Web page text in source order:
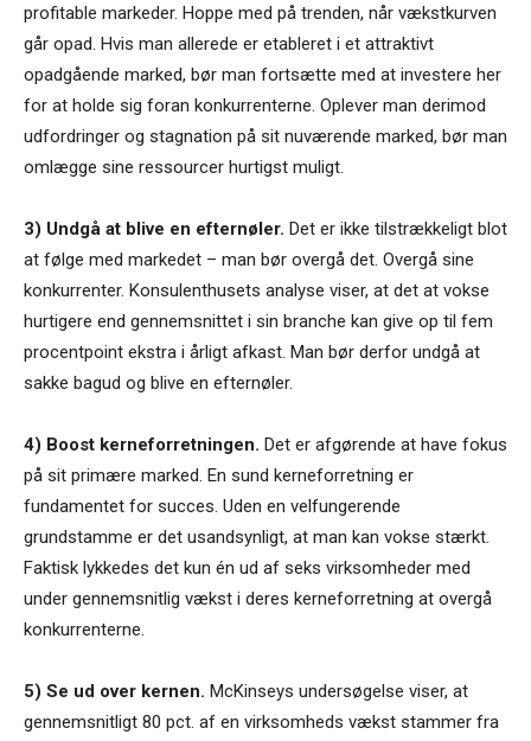
profitable markeder. Hoppe med på trenden, når vækstkurven
går opad. Hvis man allerede er etableret i et attraktivt
opadgående marked, bør man fortsætte med at investere her
for at holde sig foran konkurrenterne. Oplever man derimod
udfordringer og stagnation på sit nuværende marked, bør man
omlægge sine ressourcer hurtigst muligt.
3) Undgå at blive en efternøler. Det er ikke tilstrækkeligt blot
at følge med markedet – man bør overgå det. Overgå sine
konkurrenter. Konsulenthusets analyse viser, at det at vokse
hurtigere end gennemsnittet i sin branche kan give op til fem
procentpoint ekstra i årligt afkast. Man bør derfor undgå at
sakke bagud og blive en efternøler.
4) Boost kerneforretningen. Det er afgørende at have fokus
på sit primære marked. En sund kerneforretning er
fundamentet for succes. Uden en velfungerende
grundstamme er det usandsynligt, at man kan vokse stærkt.
Faktisk lykkedes det kun én ud af seks virksomheder med
under gennemsnitlig vækst i deres kerneforretning at overgå
konkurrenterne.
5) Se ud over kernen. McKinseys undersøgelse viser, at
gennemsnitligt 80 pct. af en virksomheds vækst stammer fra